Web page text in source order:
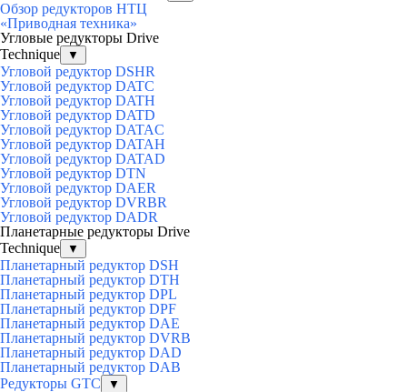
Обзор редукторов НТЦ
«Приводная техника»
Угловые редукторы Drive
Technique
▼
Угловой редуктор DSHR
Угловой редуктор DATC
Угловой редуктор DATH
Угловой редуктор DATD
Угловой редуктор DATAC
Угловой редуктор DATAH
Угловой редуктор DATAD
Угловой редуктор DTN
Угловой редуктор DAER
Угловой редуктор DVRBR
Угловой редуктор DADR
Планетарные редукторы Drive
Technique
▼
Планетарный редуктор DSH
Планетарный редуктор DTH
Планетарный редуктор DPL
Планетарный редуктор DPF
Планетарный редуктор DAE
Планетарный редуктор DVRB
Планетарный редуктор DAD
Планетарный редуктор DAB
Редукторы GTC
▼